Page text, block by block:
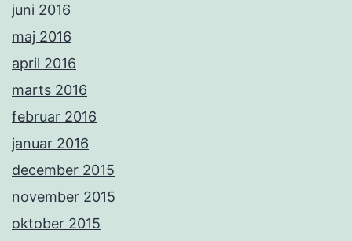
juni 2016
maj 2016
april 2016
marts 2016
februar 2016
januar 2016
december 2015
november 2015
oktober 2015